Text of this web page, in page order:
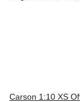
Carson 1:10 XS